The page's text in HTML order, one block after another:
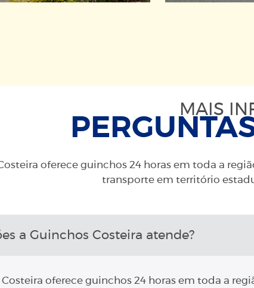
MAIS
oferece guinchos 24 horas em toda a
transporte em território
a Guinchos Costeira atende?
oferece guinchos 24 horas em toda a